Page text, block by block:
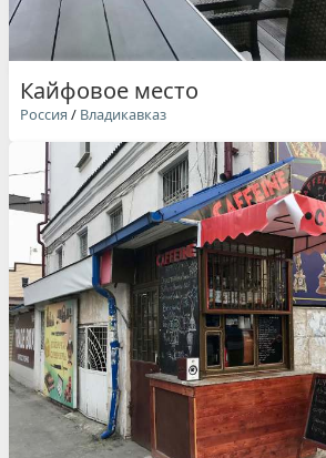
Кайфовое место
Россия / Владикавказ